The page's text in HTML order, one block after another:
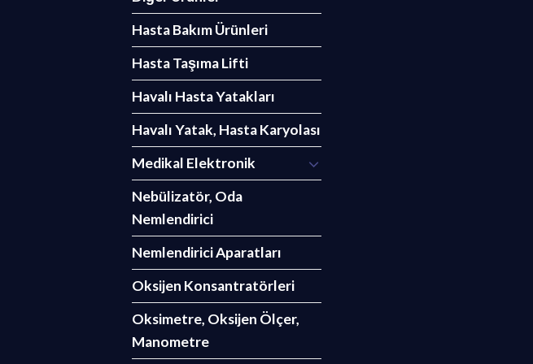
Hasta Bakım Ürünleri
Hasta Taşıma Lifti
Havalı Hasta Yatakları
Havalı Yatak, Hasta Karyolası
Medikal Elektronik
Nebülizatör, Oda
Nemlendirici
Nemlendirici Aparatları
Oksijen Konsantratörleri
Oksimetre, Oksijen Ölçer,
Manometre